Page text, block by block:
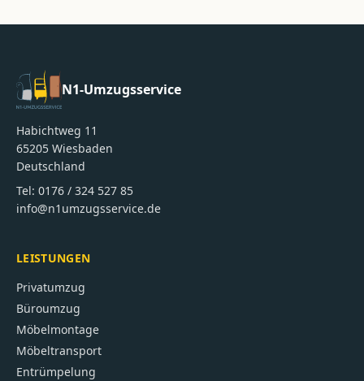
N1-Umzugsservice
Habichtweg 11
65205 Wiesbaden
Deutschland
Tel: 0176 / 324 527 85
info@n1umzugsservice.de
LEISTUNGEN
Privatumzug
Büroumzug
Möbelmontage
Möbeltransport
Entrümpelung